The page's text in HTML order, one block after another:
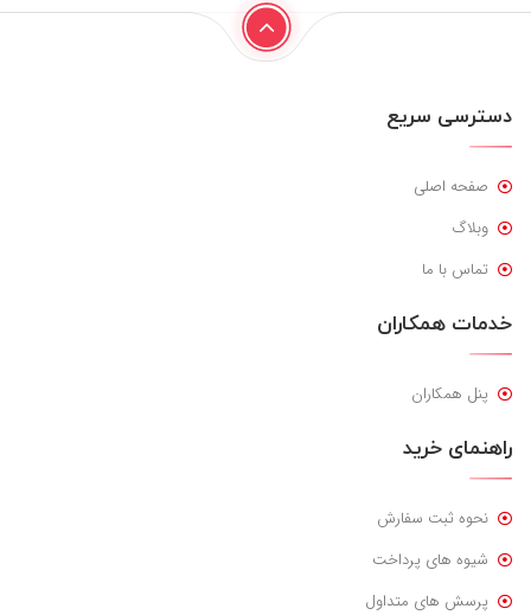
دسترسی سریع
صفحه اصلی
وبلاگ
تماس با ما
خدمات همکاران
پنل همکاران
راهنمای خرید
نحوه ثبت سفارش
شیوه های پرداخت
پرسش های متداول